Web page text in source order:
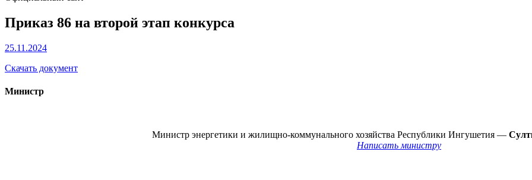
Приказ 86 на второй этап конкурса
25.11.2024
Скачать документ
Министр
Министр энергетики и жилищно-коммунального хозяйства Республики Ингушетия —
Написать министру